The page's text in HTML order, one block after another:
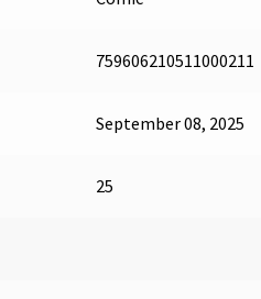
759606210511000211
September 08, 2025
25